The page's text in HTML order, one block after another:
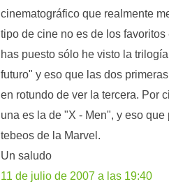
cinematográfico que realmente
tipo de cine no es de los
has puesto sólo he visto la
futuro" y eso que las dos
en rotundo de ver la tercera. Por
una es la de "X - Men", y eso
tebeos de la Marvel.
Un saludo
11 de julio de 2007 a las 19:40